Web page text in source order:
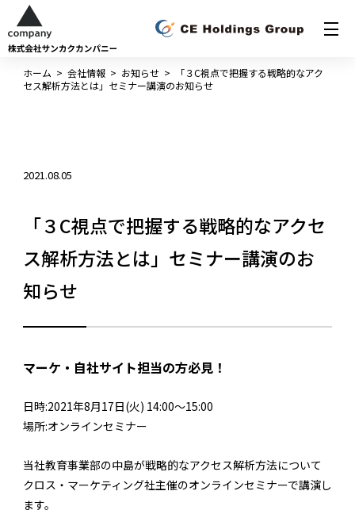
ホーム > 会社情報> お知らせ>
「３C視点で把握する戦略的なアク
セス解析方法とは」セミナー講演のお知らせ
2021.08.05
「３C視点で把握する戦略的なアクセ
ス解析方法とは」セミナー講演のお
知らせ
マーケ・自社サイト担当の方必見！
日時:2021年8月17日(火) 14:00～15:00
場所:オンラインセミナー
当社教育事業部の中島が戦略的なアクセス解析方法について
クロス・マーケティング社主催のオンラインセミナーで講演し
ます。